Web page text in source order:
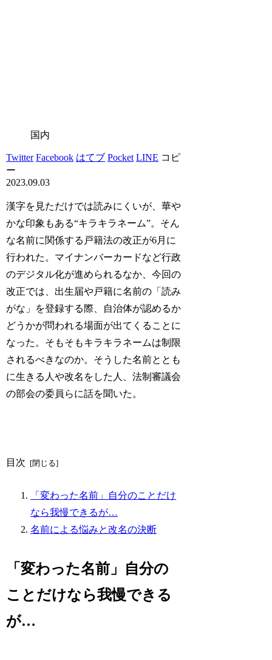
国内
Twitter Facebook はてブ Pocket LINE コピ
ー
2023.09.03
漢字を見ただけでは読みにくいが、華や
かな印象もある“キラキラネーム”。そん
な名前に関係する戸籍法の改正が6月に
行われた。マイナンバーカードなど行政
のデジタル化が進められるなか、今回の
改正では、出生届や戸籍に名前の「読み
がな」を登録する際、自治体が認めるか
どうかが問われる場面が出てくることに
なった。そもそもキラキラネームは制限
されるべきなのか。そうした名前ととも
に生きる人や改名をした人、法制審議会
の部会の委員らに話を聞いた。
目次
「変わった名前」自分のことだけ
なら我慢できるが…
名前による悩みと改名の決断
「変わった名前」自分の
ことだけなら我慢できる
が…